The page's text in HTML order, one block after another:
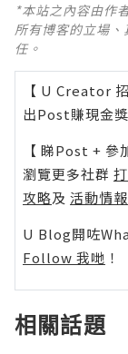
*本站之內容由作
所有博客的立場
任。
【 U Creator 招
出Post賺現金
【 睇Post + 參
瀏覽更多社群
攻略及 活動情報
U Blog開咗
Follow 我哋 ！
相關話題